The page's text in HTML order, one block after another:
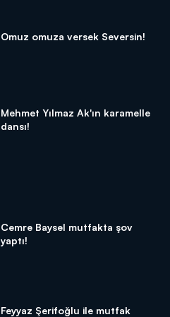
Omuz omuza versek Seversin!
Mehmet Yılmaz Ak'ın karamelle
dansı!
Cemre Baysel mutfakta şov
yaptı!
Feyyaz Şerifoğlu ile mutfak